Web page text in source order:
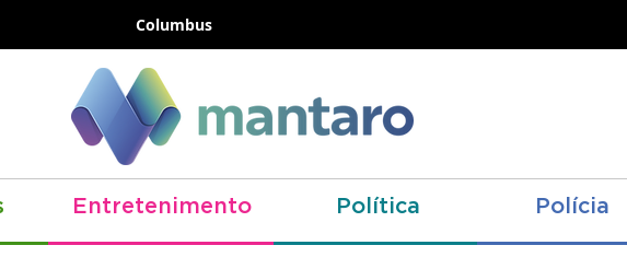
Columbus
Entretenimento Política Polícia